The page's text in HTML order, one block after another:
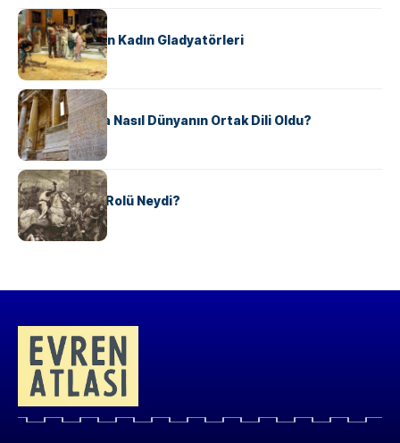
KÜLTÜR
Antik Roma’nın Kadın Gladyatörleri
KÜLTÜR
Antik Yunanca Nasıl Dünyanın Ortak Dili Oldu?
KÜLTÜR
Valdensler’in Rolü Neydi?